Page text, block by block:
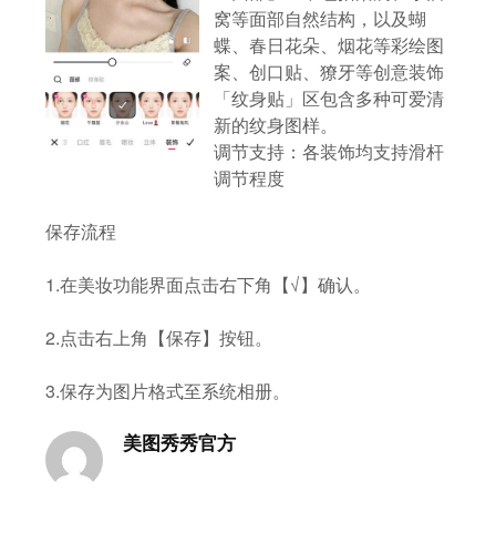
窝等面部自然结构，以及蝴
蝶、春日花朵、烟花等彩绘图
案、创口贴、獠牙等创意装饰
「纹身贴」区包含多种可爱清
新的纹身图样。
调节支持：各装饰均支持滑杆
调节程度
保存流程
1.在美妆功能界面点击右下角【√】确认。
2.点击右上角【保存】按钮。
3.保存为图片格式至系统相册。
美图秀秀官方